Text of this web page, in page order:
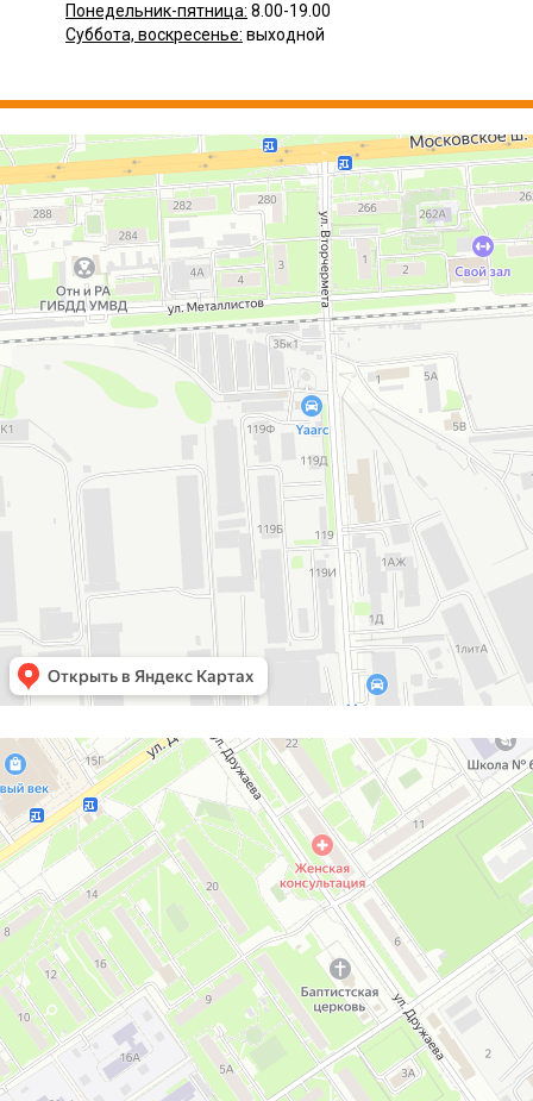
Понедельник-пятница: 8.00-19.00
Суббота, воскресенье: выходной